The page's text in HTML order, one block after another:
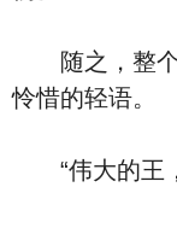
随之，整个
怜惜的轻语。
“伟大的王